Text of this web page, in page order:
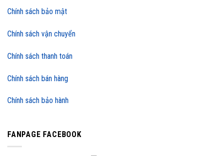
Chính sách bảo mật
Chính sách vận chuyển
Chính sách thanh toán
Chính sách bán hàng
Chính sách bảo hành
FANPAGE FACEBOOK